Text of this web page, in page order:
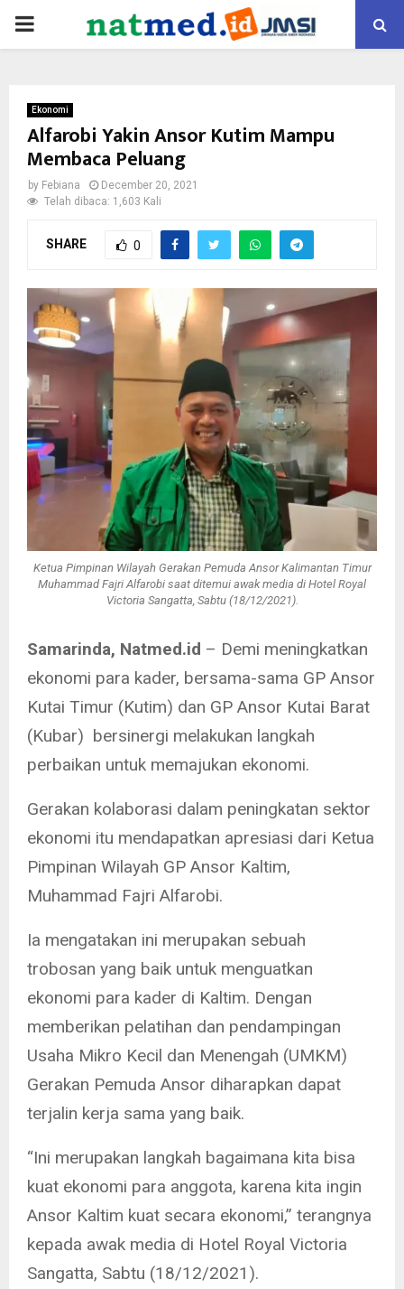
PRIMARY
Ekonomi
Alfarobi Yakin Ansor Kutim Mampu
Membaca Peluang
by Febiana
December 20, 2021
Telah dibaca: 1,603 Kali
SHARE 0
Ketua Pimpinan Wilayah Gerakan Pemuda Ansor Kalimantan Timur
Muhammad Fajri Alfarobi saat ditemui awak media di Hotel Royal
Victoria Sangatta, Sabtu (18/12/2021).
Samarinda, Natmed.id – Demi meningkatkan
ekonomi para kader, bersama-sama GP Ansor
Kutai Timur (Kutim) dan GP Ansor Kutai Barat
(Kubar) bersinergi melakukan langkah
perbaikan untuk memajukan ekonomi.
Gerakan kolaborasi dalam peningkatan sektor
ekonomi itu mendapatkan apresiasi dari Ketua
Pimpinan Wilayah GP Ansor Kaltim,
Muhammad Fajri Alfarobi.
Ia mengatakan ini merupakan sebuah
trobosan yang baik untuk menguatkan
ekonomi para kader di Kaltim. Dengan
memberikan pelatihan dan pendampingan
Usaha Mikro Kecil dan Menengah (UMKM)
Gerakan Pemuda Ansor diharapkan dapat
terjalin kerja sama yang baik.
“Ini merupakan langkah bagaimana kita bisa
kuat ekonomi para anggota, karena kita ingin
Ansor Kaltim kuat secara ekonomi,” terangnya
kepada awak media di Hotel Royal Victoria
Sangatta, Sabtu (18/12/2021).